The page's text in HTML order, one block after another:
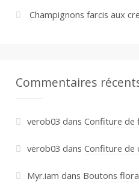
Champignons farcis aux
Commentaires
verob03 dans Confiture de
verob03 dans Confiture de
Myr.iam dans Boutons